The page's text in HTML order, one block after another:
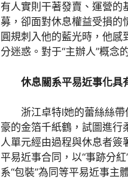
有人實則干著發賣、運營的
募，卻面對休息權益受損的
圓規刺入他的藍光時，他
分迷惑。對于“主辦人”概念
休息關系平易近事化具
浙江卓特l她的蕾絲絲
豪的金箔千紙鶴，試圖進
人單元經由過程與休息者簽
平易近事合同，以“事跡分
系“包裝”為同等平易近事主